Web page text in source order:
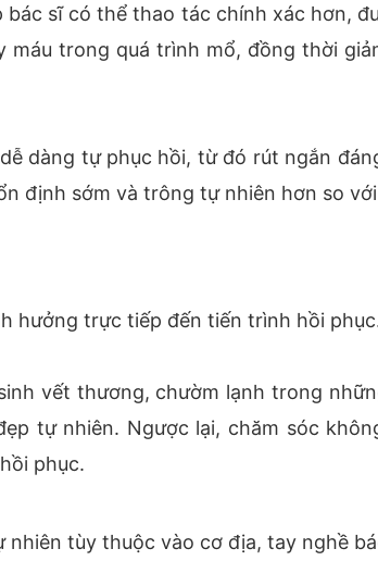
sĩ có thể thao tác chính xác hơn,
trong quá trình mổ, đồng thời
dàng tự phục hồi, từ đó rút ngắn
định sớm và trông tự nhiên hơn so
hưởng trực tiếp đến tiến trình hồi
vết thương, chườm lạnh trong
tự nhiên. Ngược lại, chăm sóc
phục.